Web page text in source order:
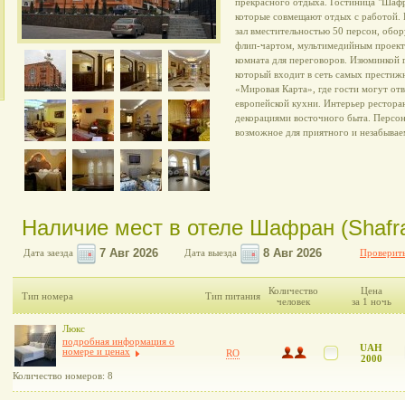
которые совмещают отдых с работой.
зал вместительностью 50 персон,
флип-чартом, мультимедийным
комната для переговоров. Изюминкой
который входит в сеть самых
«Мировая Карта», где гости могут
европейской кухни. Интерьер
декорациями восточного быта.
возможное для приятного и
Наличие мест в отеле Шафран
Дата заезда Дата выезда
Тип номера Тип питания
Количество
человек
Цена
за 1 ночь
Люкс
подробная информация о
номере и ценах
Количество номеров: 8
RO
UAH
2000